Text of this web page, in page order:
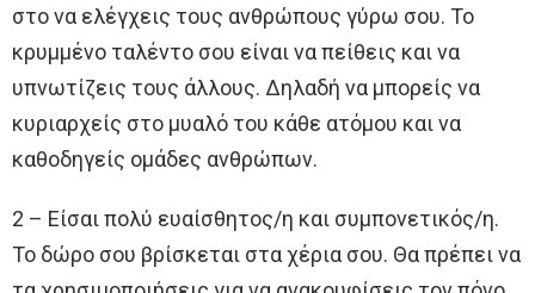
στο να ελέγχεις τους ανθρώπους γύρω σου. Το
κρυμμένο ταλέντο σου είναι να πείθεις και να
υπνωτίζεις τους άλλους. Δηλαδή να μπορείς να
κυριαρχείς στο μυαλό του κάθε ατόμου και να
καθοδηγείς ομάδες ανθρώπων.
2 – Είσαι πολύ ευαίσθητος/η και συμπονετικός/η.
Το δώρο σου βρίσκεται στα χέρια σου. Θα πρέπει να